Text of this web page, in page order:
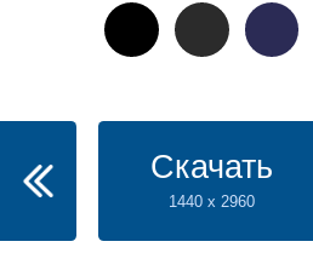
Скачать
1440 x 2960